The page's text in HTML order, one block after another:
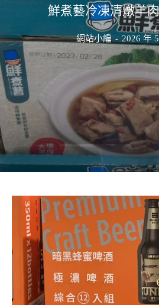
鮮煮藝冷凍清燉羊
網站小編 - 2026 年